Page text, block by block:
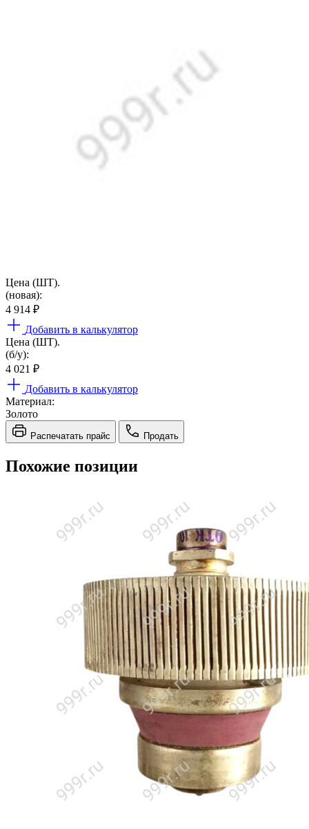
Цена (ШТ).
(новая):
4 914 ₽
Добавить в калькулятор
Цена (ШТ).
(б/у):
4 021 ₽
Добавить в калькулятор
Материал:
Золото
Распечатать прайс Продать
Похожие позиции